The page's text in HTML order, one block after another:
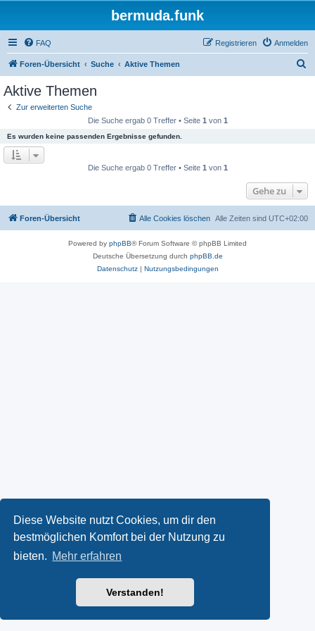
Diese Website nutzt Cookies, um dir den
bestmöglichen Komfort bei der Nutzung zu
bieten. Mehr erfahren
Verstanden!
bermuda.funk
FAQ Anmelden
Registrieren
Foren-Übersicht Suche Aktive Themen
Aktive Themen
Zur erweiterten Suche
Die Suche ergab 0 Treffer • Seite 1 von 1
Es wurden keine passenden Ergebnisse gefunden.
Die Suche ergab 0 Treffer • Seite 1 von 1
Gehe zu
Foren-Übersicht Alle Zeiten sind UTC+02:00
Alle Cookies löschen
Powered by phpBB® Forum Software © phpBB Limited
Deutsche Übersetzung durch phpBB.de
Datenschutz| Nutzungsbedingungen